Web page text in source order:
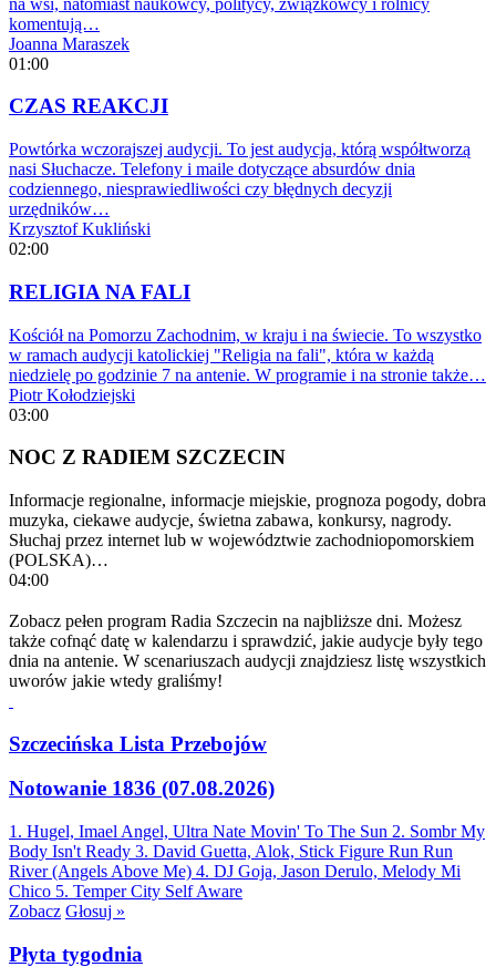
komentują…
Joanna Maraszek
01:00
CZAS REAKCJI
Powtórka wczorajszej audycji. To jest audycja, którą współtworzą
nasi Słuchacze. Telefony i maile dotyczące absurdów dnia
codziennego, niesprawiedliwości czy błędnych decyzji
urzędników…
Krzysztof Kukliński
02:00
RELIGIA NA FALI
Kościół na Pomorzu Zachodnim, w kraju i na świecie. To wszystko
w ramach audycji katolickiej "Religia na fali", która w każdą
niedzielę po godzinie 7 na antenie. W programie i na stronie także…
Piotr Kołodziejski
03:00
NOC Z RADIEM SZCZECIN
Informacje regionalne, informacje miejskie, prognoza pogody, dobra
muzyka, ciekawe audycje, świetna zabawa, konkursy, nagrody.
Słuchaj przez internet lub w województwie zachodniopomorskiem
(POLSKA)…
04:00
Zobacz pełen program Radia Szczecin na najbliższe dni. Możesz
także cofnąć datę w kalendarzu i sprawdzić, jakie audycje były tego
dnia na antenie. W scenariuszach audycji znajdziesz listę wszystkich
uworów jakie wtedy graliśmy!
Szczecińska Lista Przebojów
Notowanie 1836 (07.08.2026)
1. Hugel, Imael Angel, Ultra Nate Movin' To The Sun 2. Sombr My
Body Isn't Ready 3. David Guetta, Alok, Stick Figure Run Run
River (Angels Above Me) 4. DJ Goja, Jason Derulo, Melody Mi
Chico 5. Temper City Self Aware
Zobacz Głosuj »
Płyta tygodnia